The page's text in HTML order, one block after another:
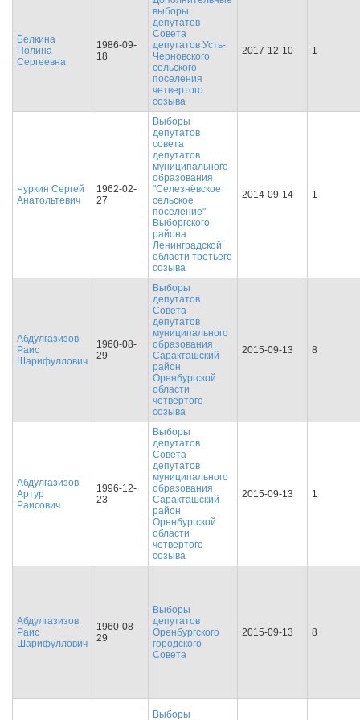
Белкина
Полина
Сергеевна
1986-09-
18
выборы
депутатов
Совета
депутатов Усть-
Черновского
сельского
поселения
четвертого
созыва
2017-12-10 1
Чуркин Сергей
Анатольтевич
1962-02-
27
Выборы
депутатов
совета
депутатов
муниципального
образования
"Селезнёвское
сельское
поселение"
Выборгского
района
Ленинградской
области третьего
созыва
2014-09-14 1
Абдулгазизов
Раис
Шарифуллович
1960-08-
29
Выборы
депутатов
Совета
депутатов
муниципального
образования
Саракташский
район
Оренбургской
области
четвёртого
созыва
2015-09-13 8
Абдулгазизов
Артур
Раисович
1996-12-
23
Выборы
депутатов
Совета
депутатов
муниципального
образования
Саракташский
район
Оренбургской
области
четвёртого
созыва
2015-09-13 1
Абдулгазизов
Раис
Шарифуллович
1960-08-
29
Выборы
депутатов
Оренбургского
городского
Совета
2015-09-13 8
Выборы